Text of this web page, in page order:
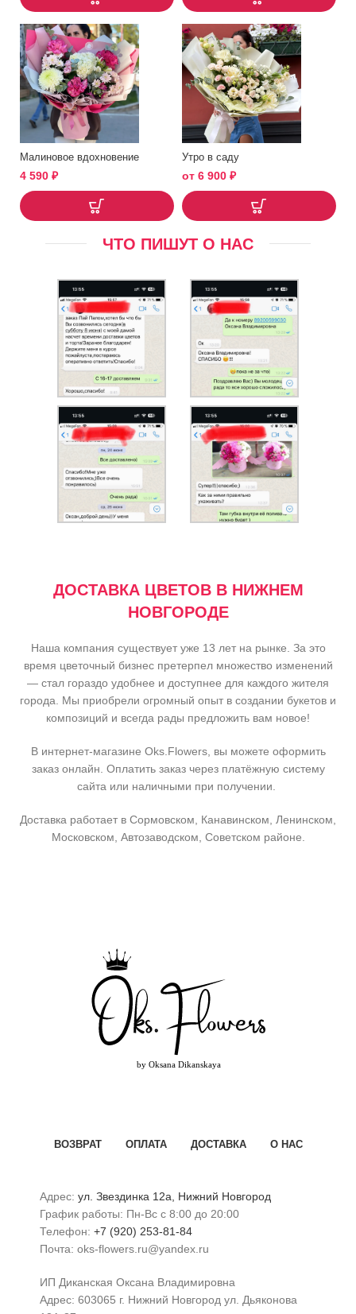
Малиновое вдохновение
4 590 ₽
Утро в саду
от 6 900 ₽
ЧТО ПИШУТ О НАС
ДОСТАВКА ЦВЕТОВ В НИЖНЕМ
НОВГОРОДЕ
Наша компания существует уже 13 лет на рынке. За это
время цветочный бизнес претерпел множество изменений
— стал гораздо удобнее и доступнее для каждого жителя
города. Мы приобрели огромный опыт в создании букетов и
композиций и всегда рады предложить вам новое!
В интернет-магазине Oks.Flowers, вы можете оформить
заказ онлайн. Оплатить заказ через платёжную систему
сайта или наличными при получении.
Доставка работает в Сормовском, Канавинском, Ленинском,
Московском, Автозаводском, Советском районе.
ВОЗВРАТ ОПЛАТА ДОСТАВКА О НАС
Адрес: ул. Звездинка 12а, Нижний Новгород
График работы: Пн-Вс с 8:00 до 20:00
Телефон: +7 (920) 253-81-84
Почта: oks-flowers.ru@yandex.ru
ИП Диканская Оксана Владимировна
Адрес: 603065 г. Нижний Новгород ул. Дьяконова